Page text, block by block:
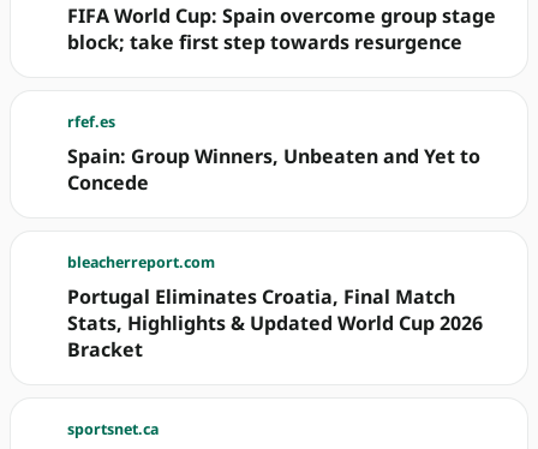
FIFA World Cup: Spain overcome group stage
block; take first step towards resurgence
rfef.es
Spain: Group Winners, Unbeaten and Yet to
Concede
bleacherreport.com
Portugal Eliminates Croatia, Final Match
Stats, Highlights & Updated World Cup 2026
Bracket
sportsnet.ca